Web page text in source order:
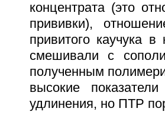
концентрата (это
прививки),
привитого каучука
смешивали с
полученным
высокие
удлинения, но ПТР